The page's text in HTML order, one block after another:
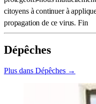
citoyens à continuer à
propagation de ce virus. Fin
Dépêches
Plus dans Dépêches →